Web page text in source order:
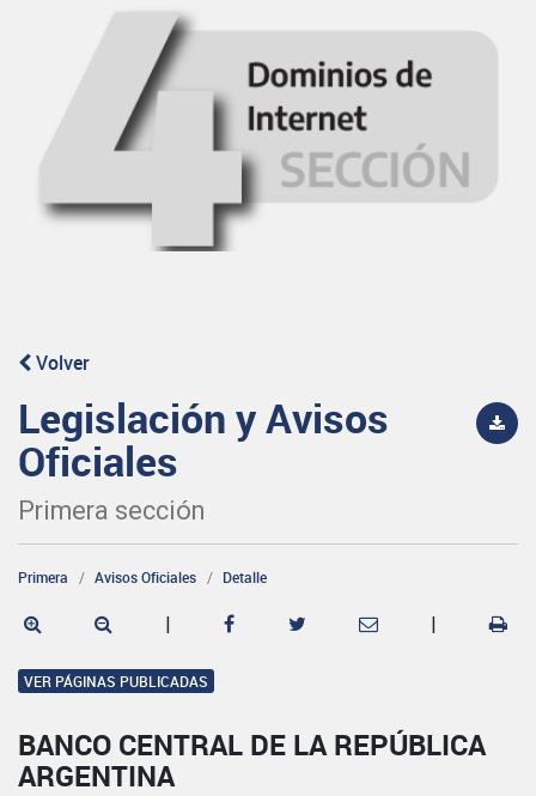
Volver
Legislación y Avisos
Oficiales
Primera sección
Primera Avisos Oficiales Detalle
| |
VER PÁGINAS PUBLICADAS
BANCO CENTRAL DE LA REPÚBLICA
ARGENTINA